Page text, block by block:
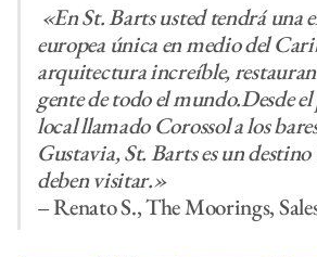
«En St. Barts usted tendrá una
europea única en medio del
arquitectura increíble,
gente de todo el mundo.Desde
local llamado Corossol a los
Gustavia, St. Barts es un
deben visitar.»
– Renato S., The Moorings,